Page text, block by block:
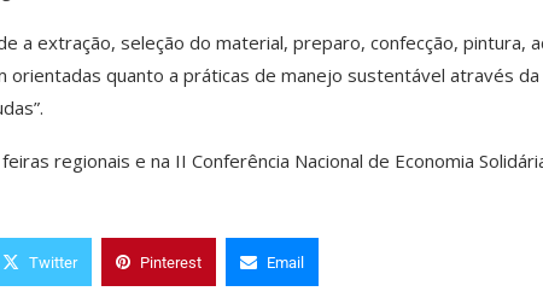
a extração, seleção do material, preparo, confecção, pintura,
orientadas quanto a práticas de manejo sustentável através
regionais e na II Conferência Nacional de Economia
Twitter Pinterest Email